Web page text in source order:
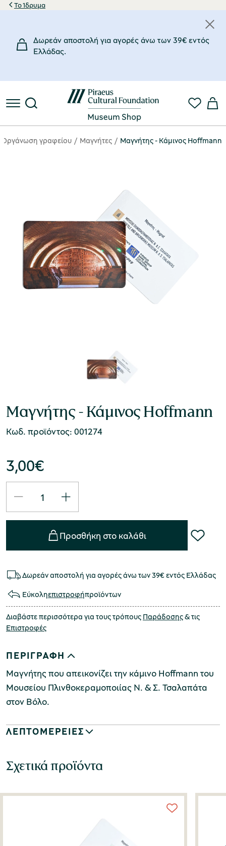
Το Ίδρυμα
Δωρεάν αποστολή για αγορές άνω των 39€ εντός
Eλλάδας.
Οργάνωση γραφείου Μαγνήτες Μαγνήτης - Κάμινος Hoffmann
Μαγνήτης - Κάμινος Hoffmann
Κωδ. προϊόντος: 001274
3,00€
Προσθήκη στο καλάθι
Δωρεάν αποστολή για αγορές άνω των 39€ εντός Ελλάδας
Εύκοληεπιστροφήπροϊόντων
Διαβάστε περισσότερα για τους τρόπους Παράδοσης& τις
Επιστροφές
ΠΕΡΙΓΡΑΦΗ
Μαγνήτης που απεικονίζει την κάμινο Hoffmann του
Μουσείου Πλινθοκεραμοποιίας Ν. & Σ. Τσαλαπάτα
στον Βόλο.
ΛΕΠΤΟΜΕΡΕΙΕΣ
Σχετικά προϊόντα